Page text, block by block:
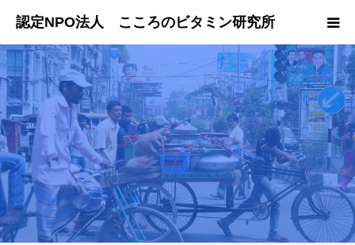
ホーム
国内での活動
海外での活動
会員・寄付のお申し込み